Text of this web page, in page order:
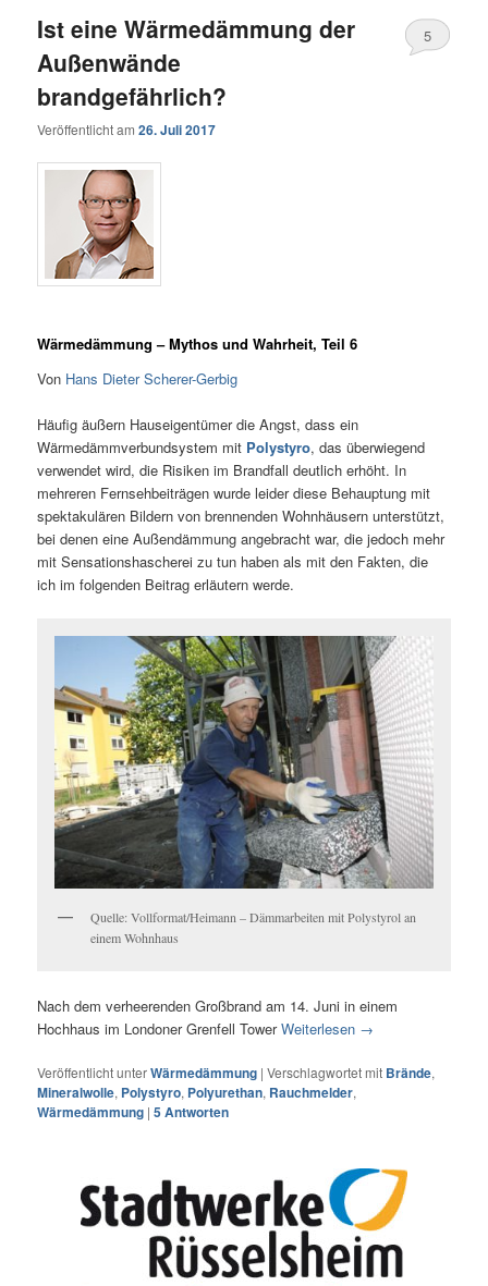
Ist eine Wärmedämmung der
Außenwände
brandgefährlich?
Veröffentlicht am26. Juli 2017
5
Wärmedämmung – Mythos und Wahrheit, Teil 6
Von Hans Dieter Scherer-Gerbig
Häufig äußern Hauseigentümer die Angst, dass ein
Wärmedämmverbundsystem mit Polystyro, das überwiegend
verwendet wird, die Risiken im Brandfall deutlich erhöht. In
mehreren Fernsehbeiträgen wurde leider diese Behauptung mit
spektakulären Bildern von brennenden Wohnhäusern unterstützt,
bei denen eine Außendämmung angebracht war, die jedoch mehr
mit Sensationshascherei zu tun haben als mit den Fakten, die
ich im folgenden Beitrag erläutern werde.
Quelle: Vollformat/Heimann – Dämmarbeiten mit Polystyrol an
einem Wohnhaus
Nach dem verheerenden Großbrand am 14. Juni in einem
Hochhaus im Londoner Grenfell TowerWeiterlesen →
Veröffentlicht unterWärmedämmung |Verschlagwortet mit Brände,
Mineralwolle, Polystyro, Polyurethan, Rauchmelder,
Wärmedämmung |5Antworten